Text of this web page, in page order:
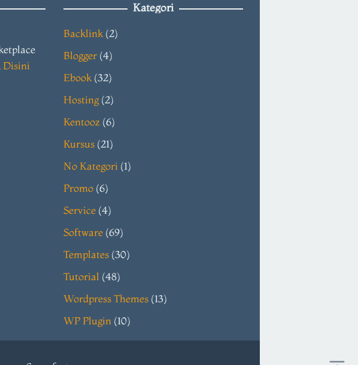
Kategori
Backlink (2)
Blogger (4)
Ebook (32)
Hosting(2)
Kentooz (6)
Kursus (21)
No Kategori (1)
Promo (6)
Service (4)
Software (69)
Templates (30)
Tutorial (48)
Wordpress Themes (13)
WP Plugin (10)